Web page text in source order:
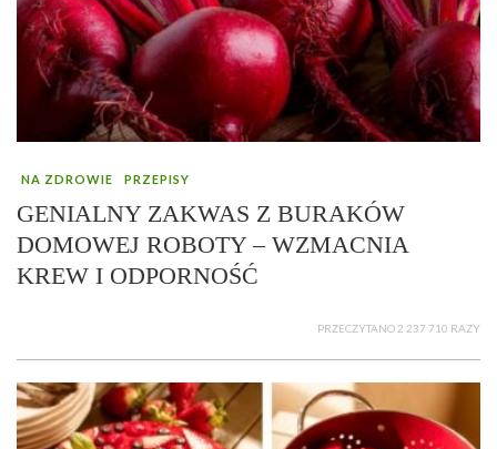
NA ZDROWIE PRZEPISY
GENIALNY ZAKWAS Z BURAKÓW
DOMOWEJ ROBOTY – WZMACNIA
KREW I ODPORNOŚĆ
PRZECZYTANO 2 237 710 RAZY